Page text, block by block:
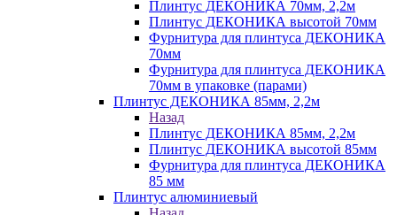
Плинтус ДЕКОНИКА 70мм, 2,2м
Плинтус ДЕКОНИКА высотой 70мм
Фурнитура для плинтуса ДЕКОНИКА
70мм
Фурнитура для плинтуса ДЕКОНИКА
70мм в упаковке (парами)
Плинтус ДЕКОНИКА 85мм, 2,2м
Назад
Плинтус ДЕКОНИКА 85мм, 2,2м
Плинтус ДЕКОНИКА высотой 85мм
Фурнитура для плинтуса ДЕКОНИКА
85 мм
Плинтус алюминиевый